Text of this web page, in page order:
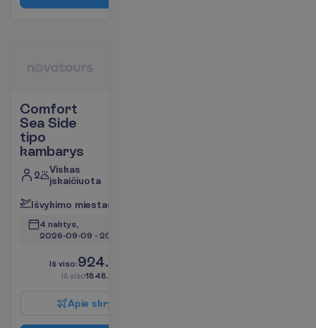
Comfort
Sea Side
tipo
kambarys
2
Viskas
įskaičiuota
Išvykimo miestas
4 naktys,
2026-09-09 - 2026-09-13
Iš viso:924.00
Iš viso1848.00
Apie skry